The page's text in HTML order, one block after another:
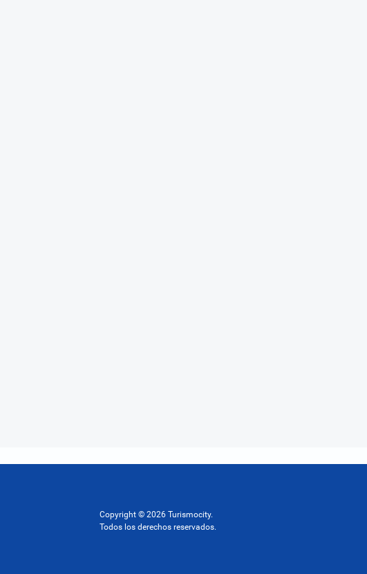
Copyright © 2026 Turismocity.
Todos los derechos reservados.